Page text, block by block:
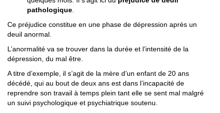
pathologique
Ce préjudice constitue en une phase de dépression après un
deuil anormal.
L’anormalité va se trouver dans la durée et l’intensité de la
dépression, du mal être.
A titre d’exemple, il s’agit de la mère d’un enfant de 20 ans
décédé, qui au bout de deux ans est dans l’incapacité de
reprendre son travail à temps plein tant elle se sent mal malgré
un suivi psychologique et psychiatrique soutenu.